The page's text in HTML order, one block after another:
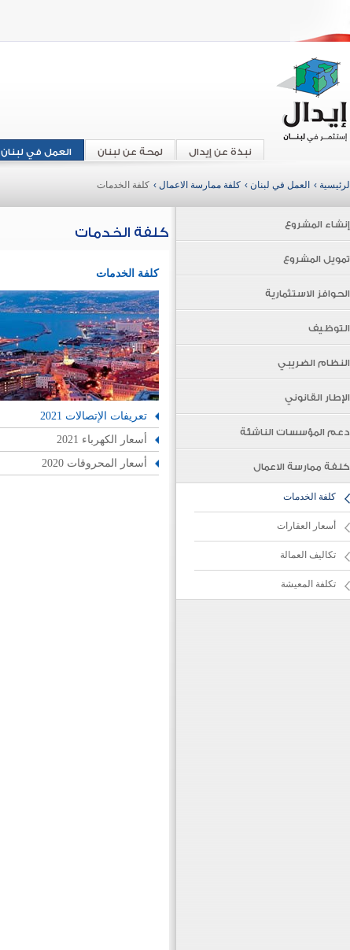
العمل في لبنان لمحة عن لبنان نبذة عن إيدال
الرئيسية › العمل في لبنان › كلفة ممارسة الاعمال › كلفة الخدمات
إنشاء المشروع
تمويل المشروع
الحوافز الاستثمارية
التوظيف
النظام الضريبي
الإطار القانوني
دعم المؤسسات الناشئة
كلفة ممارسة الاعمال
كلفة الخدمات
أسعار العقارات
تكاليف العمالة
تكلفة المعيشة
كلفة الخدمات
كلفة الخدمات
تعريفات الإتصالات 2021
أسعار الكهرباء 2021
أسعار المحروقات 2020